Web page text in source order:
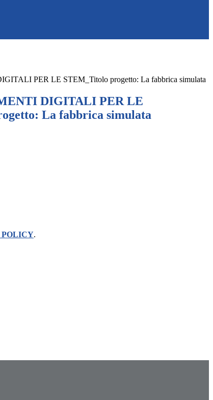
PER LE STEM_Titolo progetto: La fabbrica simulata
DIGITALI PER LE
La fabbrica simulata
POLICY.